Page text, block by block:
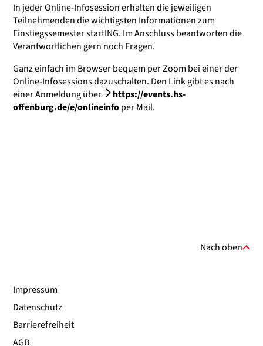
In jeder Online-Infosession erhalten die jeweiligen
Teilnehmenden die wichtigsten Informationen zum
Einstiegssemester startING. Im Anschluss beantworten die
Verantwortlichen gern noch Fragen.
Ganz einfach im Browser bequem per Zoom bei einer der
Online-Infosessions dazuschalten. Den Link gibt es nach
einer Anmeldung über
https://events.hs-
offenburg.de/e/onlineinfoper Mail.
Nach oben
Impressum
Datenschutz
Barrierefreiheit
AGB